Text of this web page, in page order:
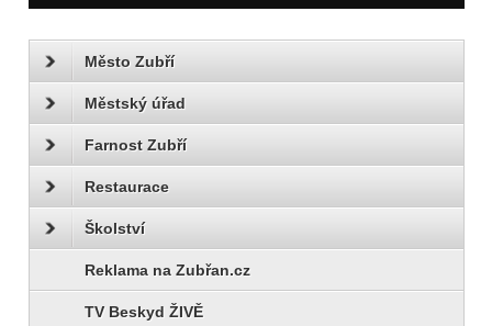
Město Zubří
Městský úřad
Farnost Zubří
Restaurace
Školství
Reklama na Zubřan.cz
TV Beskyd ŽIVĚ